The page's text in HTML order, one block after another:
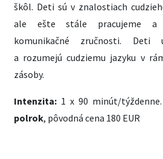
škôl. Deti sú v znalostiach
ale ešte stále pracujeme a
komunikačné zručnosti. Deti
a rozumejú cudziemu jazyku v
zásoby.
Intenzita: 1 x 90 minút/týždenne.
polrok, pôvodná cena 180 EUR